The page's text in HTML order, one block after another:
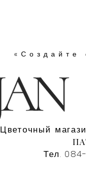
«Создайте
Цветочный
Тел.